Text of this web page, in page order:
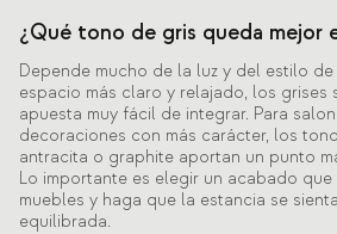
¿Qué tono de gris queda mejor
Depende mucho de la luz y del estilo de
espacio más claro y relajado, los grises
apuesta muy fácil de integrar. Para
decoraciones con más carácter, los
antracita o graphite aportan un punto
Lo importante es elegir un acabado
muebles y haga que la estancia se
equilibrada.